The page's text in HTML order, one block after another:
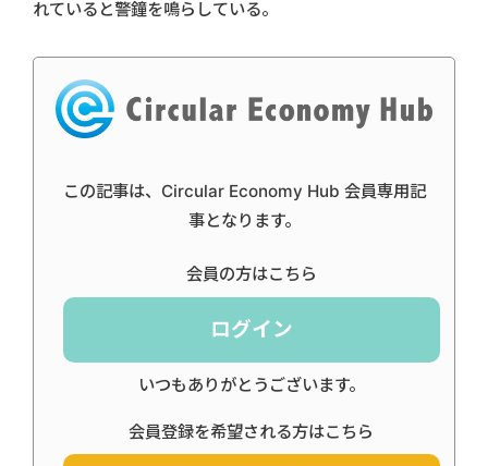
れていると警鐘を鳴らしている。
この記事は、Circular Economy Hub 会員専用記
事となります。
会員の方はこちら
ログイン
いつもありがとうございます。
会員登録を希望される方はこちら